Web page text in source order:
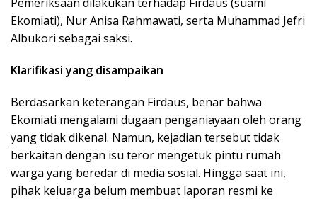
Ekomiati), Nur Anisa Rahmawati, serta Muhammad Jefri
Albukori sebagai saksi.
Klarifikasi yang disampaikan
Berdasarkan keterangan Firdaus, benar bahwa
Ekomiati mengalami dugaan penganiayaan oleh orang
yang tidak dikenal. Namun, kejadian tersebut tidak
berkaitan dengan isu teror mengetuk pintu rumah
warga yang beredar di media sosial. Hingga saat ini,
pihak keluarga belum membuat laporan resmi ke